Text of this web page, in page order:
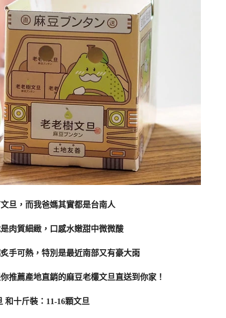
旦，而我爸媽其實都是台南人
肉質細緻，口感水嫩甜中微微酸
手可熱，特別是最近南部又有豪大雨
推薦產地直銷的麻豆老欉文旦直送到你家！
和十斤裝：11-16顆文旦